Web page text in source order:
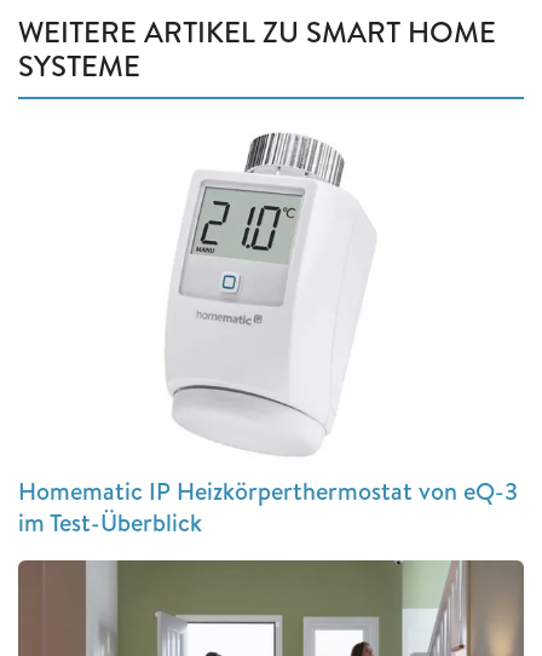
WEITERE ARTIKEL ZU SMART HOME
SYSTEME
Homematic IP Heizkörperthermostat von eQ-3
im Test-Überblick